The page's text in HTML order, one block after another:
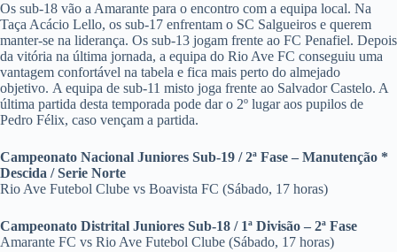
Os sub-18 vão a Amarante para o encontro com a equipa local. Na
Taça Acácio Lello, os sub-17 enfrentam o SC Salgueiros e querem
manter-se na liderança. Os sub-13 jogam frente ao FC Penafiel. Depois
da vitória na última jornada, a equipa do Rio Ave FC conseguiu uma
vantagem confortável na tabela e fica mais perto do almejado
objetivo. A equipa de sub-11 misto joga frente ao Salvador Castelo. A
última partida desta temporada pode dar o 2º lugar aos pupilos de
Pedro Félix, caso vençam a partida.
Campeonato Nacional Juniores Sub-19 / 2ª Fase – Manutenção *
Descida / Serie Norte
Rio Ave Futebol Clube vs Boavista FC (Sábado, 17 horas)
Campeonato Distrital Juniores Sub-18 / 1ª Divisão – 2ª Fase
Amarante FC vs Rio Ave Futebol Clube (Sábado, 17 horas)